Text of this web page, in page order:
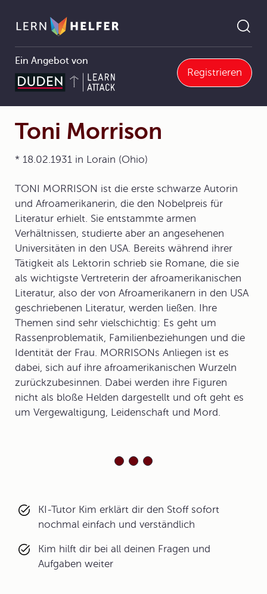
Ein Angebot von
Registrieren
Pfadnavigation
5 Texte und Medien analysieren 5.3 Fiktionale Texte Toni Morrison
Toni Morrison
* 18.02.1931 in Lorain (Ohio)
TONI MORRISON ist die erste schwarze Autorin
und Afroamerikanerin, die den Nobelpreis für
Literatur erhielt. Sie entstammte armen
Verhältnissen, studierte aber an angesehenen
Universitäten in den USA. Bereits während ihrer
Tätigkeit als Lektorin schrieb sie Romane, die sie
als wichtigste Vertreterin der afroamerikanischen
Literatur, also der von Afroamerikanern in den USA
geschriebenen Literatur, werden ließen. Ihre
Themen sind sehr vielschichtig: Es geht um
Rassenproblematik, Familienbeziehungen und die
Identität der Frau. MORRISONs Anliegen ist es
dabei, sich auf ihre afroamerikanischen Wurzeln
zurückzubesinnen. Dabei werden ihre Figuren
nicht als bloße Helden dargestellt und oft geht es
um Vergewaltigung, Leidenschaft und Mord.
KI-Tutor Kim erklärt dir den Stoff sofort
nochmal einfach und verständlich
Kim hilft dir bei all deinen Fragen und
Aufgaben weiter